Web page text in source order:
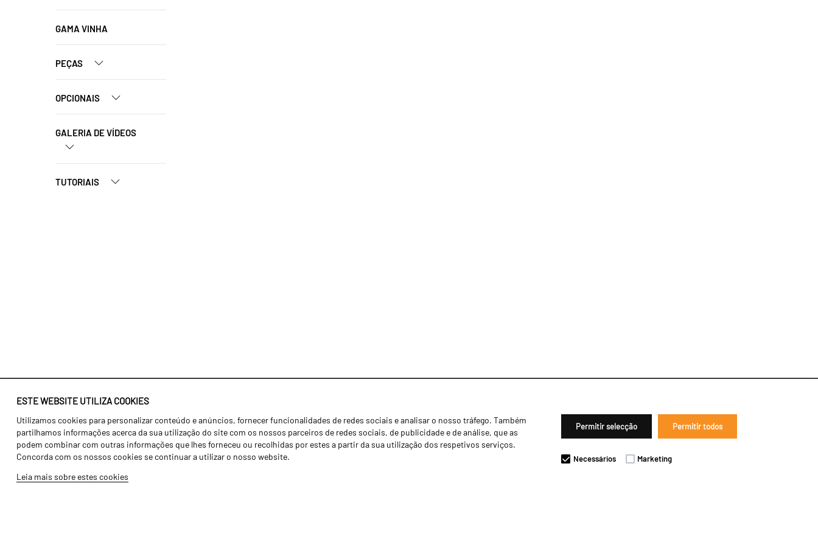
ESTE WEBSITE UTILIZA COOKIES
Utilizamos cookies para personalizar conteúdo e anúncios, fornecer funcionalidades de redes sociais e analisar o nosso tráfego. Também
partilhamos informações acerca da sua utilização do site com os nossos parceiros de redes sociais, de publicidade e de análise, que as
podem combinar com outras informações que lhes forneceu ou recolhidas por estes a partir da sua utilização dos respetivos serviços.
Concorda com os nossos cookies se continuar a utilizar o nosso website.
Leia mais sobre estes cookies
Permitir selecção Permitir todos
Necessários Marketing
GAMA VINHA
PEÇAS
OPCIONAIS
GALERIA DE VÍDEOS
TUTORIAIS
Identidade
História
Fábrica / Produção
Recursos Humanos
Agricultura
Transportes
Gama Floresta
Notícias
Concessionários